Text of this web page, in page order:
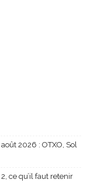
2026 : OTXO, Sol
ce qu’il faut retenir